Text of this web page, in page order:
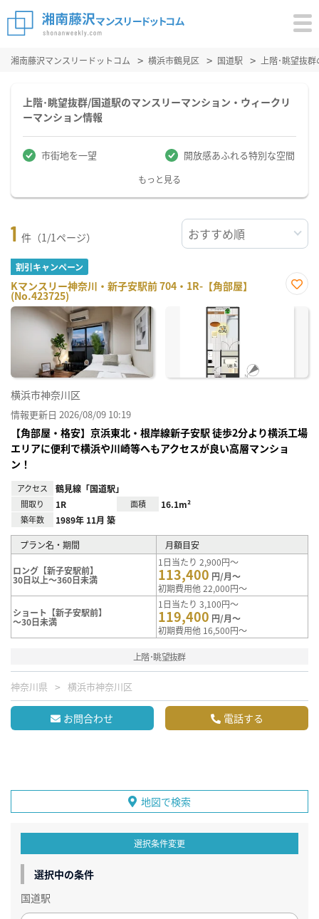
湘南藤沢マンスリードットコム 横浜市鶴見区 国道駅 上階･眺望抜
上階･眺望抜群/国道駅のマンスリーマンション・ウィークリ
ーマンション情報
市街地を一望 開放感あふれる特別な空間
もっと見る
1 件（1/1ページ）
割引キャンペーン
Kマンスリー神奈川・新子安駅前 704・1R-【角部屋】
(No.423725)
に入
横浜市神奈川区
情報更新日 2026/08/09 10:19
【角部屋・格安】京浜東北・根岸線新子安駅 徒歩2分より横浜工場
エリアに便利で横浜や川崎等へもアクセスが良い高層マンショ
ン！
アクセス 鶴見線「国道駅」
間取り 1R 面積 16.1m²
築年数 1989年 11月 築
プラン名・期間 月額目安
ロング【新子安駅前】
30日以上～360日未満
1日当たり 2,900円～
113,400 円/月～
初期費用他 22,000円～
ショート【新子安駅前】
～30日未満
1日当たり 3,100円～
119,400 円/月～
初期費用他 16,500円～
上階･眺望抜群
神奈川県 横浜市神奈川区
お問合わせ 電話する
地図で検索
選択条件変更
選択中の条件
国道駅